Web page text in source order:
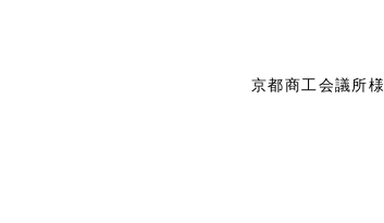
京都商工会議所